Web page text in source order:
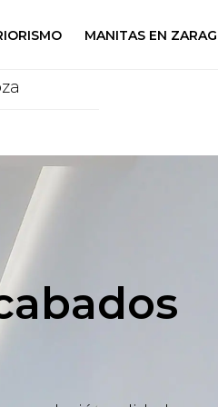
MANITAS EN